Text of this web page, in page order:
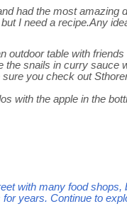
had the most amazing
I need a recipe.Any
outdoor table with
the snails in curry sauce
you check out
with the apple in the
with many food shops,
years. Continue to